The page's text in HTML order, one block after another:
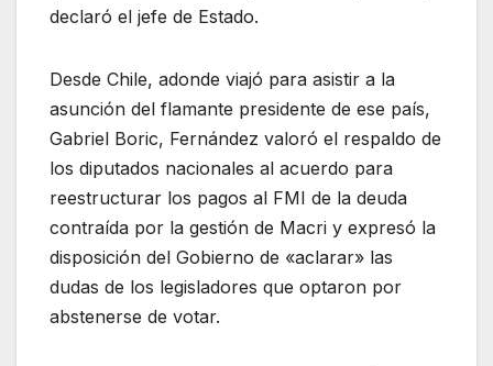
declaró el jefe de Estado.
Desde Chile, adonde viajó para asistir a la
asunción del flamante presidente de ese país,
Gabriel Boric, Fernández valoró el respaldo de
los diputados nacionales al acuerdo para
reestructurar los pagos al FMI de la deuda
contraída por la gestión de Macri y expresó la
disposición del Gobierno de «aclarar» las
dudas de los legisladores que optaron por
abstenerse de votar.